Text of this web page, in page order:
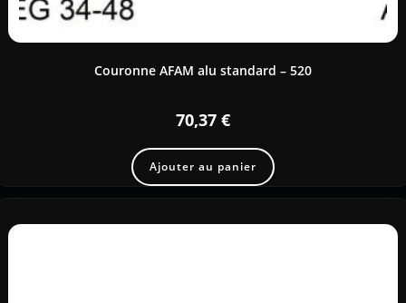
Couronne AFAM alu standard – 520
70,37 €
Ajouter au panier